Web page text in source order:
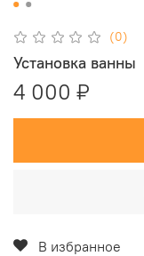
(0)
Установка ванны
4 000 ₽
В избранное